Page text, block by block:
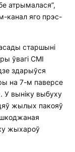
атрымалася”,
канал яго прэс-
старшыні
ўвагі СМІ
здарыўся
на 7-м паверсе
У выніку выбуху
жылых пакояў
жыхароў